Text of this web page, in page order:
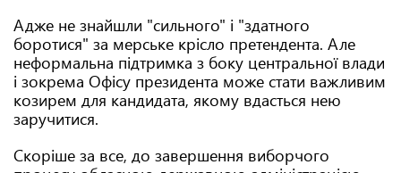
Адже не знайшли "сильного" і "здатного
боротися" за мерське крісло претендента. Але
неформальна підтримка з боку центральної влади
і зокрема Офісу президента може стати важливим
козирем для кандидата, якому вдасться нею
заручитися.
Скоріше за все, до завершення виборчого